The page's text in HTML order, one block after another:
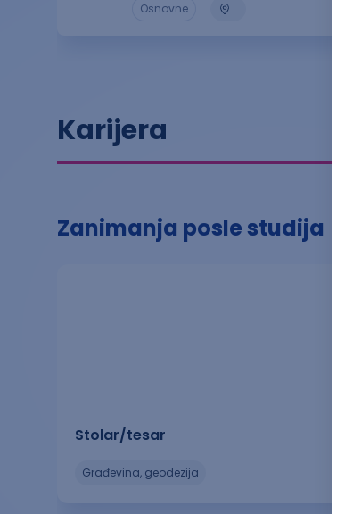
Osnovne
Karijera
Zanimanja posle studija
Stolar/tesar
građevina, geodezija